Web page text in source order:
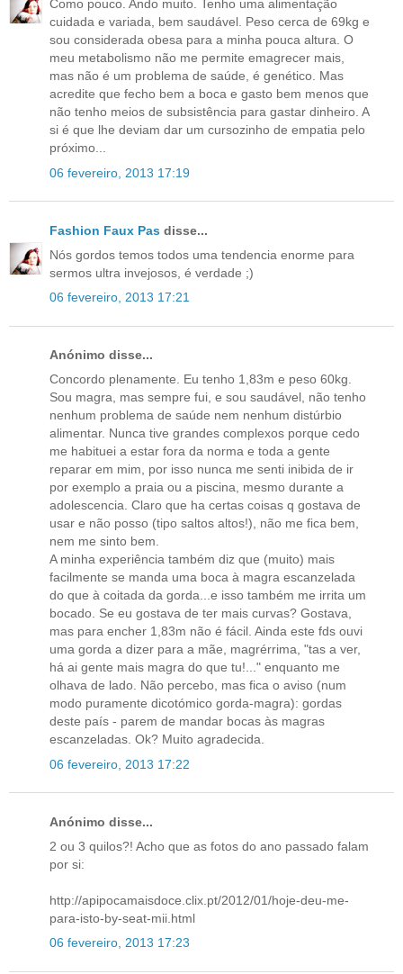
Como pouco. Ando muito. Tenho uma alimentação
cuidada e variada, bem saudável. Peso cerca de 69kg e
sou considerada obesa para a minha pouca altura. O
meu metabolismo não me permite emagrecer mais,
mas não é um problema de saúde, é genético. Mas
acredite que fecho bem a boca e gasto bem menos que
não tenho meios de subsistência para gastar dinheiro. A
si é que lhe deviam dar um cursozinho de empatia pelo
próximo...
06 fevereiro, 2013 17:19
Fashion Faux Pas disse...
Nós gordos temos todos uma tendencia enorme para
sermos ultra invejosos, é verdade ;)
06 fevereiro, 2013 17:21
Anónimo disse...
Concordo plenamente. Eu tenho 1,83m e peso 60kg.
Sou magra, mas sempre fui, e sou saudável, não tenho
nenhum problema de saúde nem nenhum distúrbio
alimentar. Nunca tive grandes complexos porque cedo
me habituei a estar fora da norma e toda a gente
reparar em mim, por isso nunca me senti inibida de ir
por exemplo a praia ou a piscina, mesmo durante a
adolescencia. Claro que ha certas coisas q gostava de
usar e não posso (tipo saltos altos!), não me fica bem,
nem me sinto bem.
A minha experiência também diz que (muito) mais
facilmente se manda uma boca à magra escanzelada
do que à coitada da gorda...e isso também me irrita um
bocado. Se eu gostava de ter mais curvas? Gostava,
mas para encher 1,83m não é fácil. Ainda este fds ouvi
uma gorda a dizer para a mãe, magrérrima, "tas a ver,
há ai gente mais magra do que tu!..." enquanto me
olhava de lado. Não percebo, mas fica o aviso (num
modo puramente dicotómico gorda-magra): gordas
deste país - parem de mandar bocas às magras
escanzeladas. Ok? Muito agradecida.
06 fevereiro, 2013 17:22
Anónimo disse...
2 ou 3 quilos?! Acho que as fotos do ano passado falam
por si:
http://apipocamaisdoce.clix.pt/2012/01/hoje-deu-me-
para-isto-by-seat-mii.html
06 fevereiro, 2013 17:23